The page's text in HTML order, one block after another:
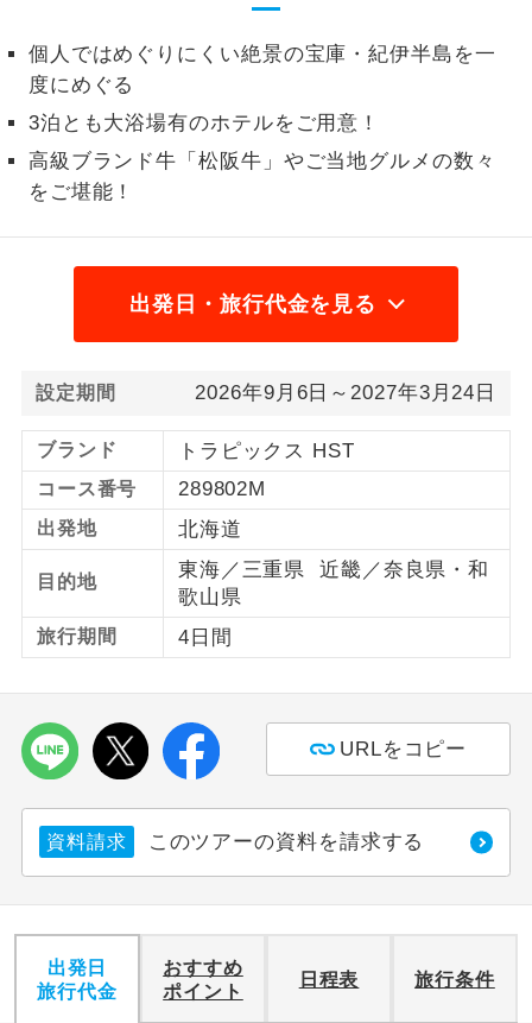
個人ではめぐりにくい絶景の宝庫・紀伊半島を一
度にめぐる
3泊とも大浴場有のホテルをご用意！
高級ブランド牛「松阪牛」やご当地グルメの数々
をご堪能！
出発日・旅行代金を見る
設定期間 2026年9月6日～2027年3月24日
ブランド トラピックス HST
コース番号 289802M
出発地 北海道
目的地
東海／三重県 近畿／奈良県・和
歌山県
旅行期間 4日間
URLをコピー
資料請求 このツアーの資料を請求する
出発日
旅行代金
おすすめ
ポイント
日程表 旅行条件
だけます。
トラベルイヤ
ホン
周りの音を気にせず、ガイドさんの説明
1名様催行
1名様から出発可能な個人型プランで
す。
2名様催行
おひとり様参
おひとり様限定でご参加いただけるコー
1名様1室同代
金
1名様1室利用でも追加料金がかからない
ご夫婦限定
す。
女性限定
女性限定でご参加いただけるコースで
す。
年齢制限あり
ご参加にあたり年齢に制限があるコース
です。
航空会社指定
利用航空会社が指定なので、ご出発の計
ホテル指定
ご紹介するホテルを指定したコースで
おひとり様バ
ス2席利用
おひとり様でバス席を2席利⽤できま